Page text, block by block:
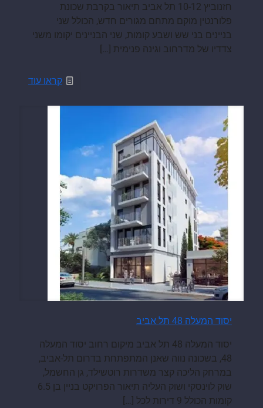
חזנוביץ 10-12 תל אביב תיאור בקרבת שכונת
פלורנטין מוקם מתחם מגורים חדש, הכולל שני
בניינים בני שש ושבע קומות, שני הבניינים יקומו משני
צדדיו של מדרחוב וגינה פנימית […]
קראו עוד
יסוד המעלה 48 תל אביב
יסוד המעלה 48 תל אביב מיקום רחוב יסוד המעלה
48, בשכונה נווה שאנן המתפתחת בדרום תל-אביב,
במרחק הליכה קצר משדרות רוטשילד, גן החשמל,
שוק לוינסקי ושוק העליה תיאור הפרויקט בניין בן 6.5
קומות הכולל 9 דירות לכל
[…]